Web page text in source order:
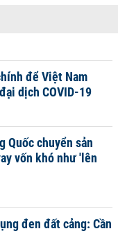
để Việt Nam
dịch COVID-19
Quốc chuyển sản
vốn khó như 'lên
đen đất cảng: Cần